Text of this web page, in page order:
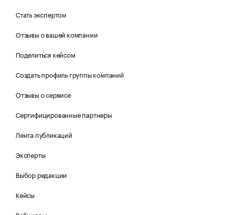
Стать экспертом
Отзывы о вашей компании
Поделиться кейсом
Создать профиль группы компаний
Отзывы о сервисе
Сертифицированные партнеры
Лента публикаций
Эксперты
Выбор редакции
Кейсы